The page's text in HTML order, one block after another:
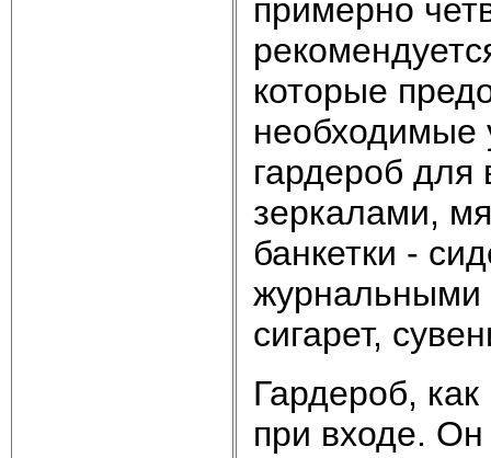
примерно
которые
необходимые
гардероб
зеркалами,
банкетки -
журнальными
сигарет,
Гардероб,
при входе.